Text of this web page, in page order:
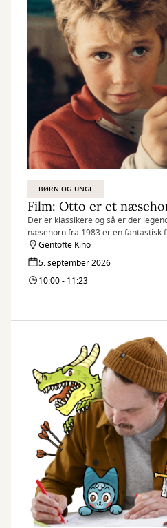
BØRN OG UNGE
Film: Otto er et
Der er klassikere og så er der
næsehorn fra 1983 er en
en af de store danske
Gentofte Kino
5. september 2026
10:00 - 11:23